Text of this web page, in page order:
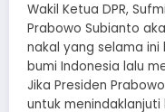
Wakil Ketua DPR,
Prabowo Subianto
nakal yang selama
bumi Indonesia lalu
Jika Presiden
untuk